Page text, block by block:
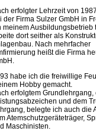
erfolgter Lehrzeit von
der Firma Sulzer GmbH in
meinem Ausbildungsbetrieb
dort seither als
Nach mehrfacher
heißt die Firma
habe ich die freiwillige
Hobby gemacht.
erfolgtem Grundlehrgang,
und dem
belegte ich auch die
Atemschutzgeräteträger,
Maschinisten.